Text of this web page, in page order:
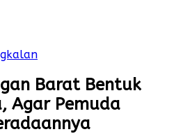
Barat Bentuk
Agar Pemuda